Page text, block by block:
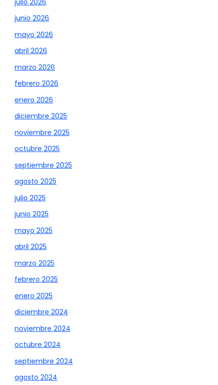
junio 2026
mayo 2026
abril 2026
marzo 2026
febrero 2026
enero 2026
diciembre 2025
noviembre 2025
octubre 2025
septiembre 2025
agosto 2025
julio 2025
junio 2025
mayo 2025
abril 2025
marzo 2025
febrero 2025
enero 2025
diciembre 2024
noviembre 2024
octubre 2024
septiembre 2024
agosto 2024